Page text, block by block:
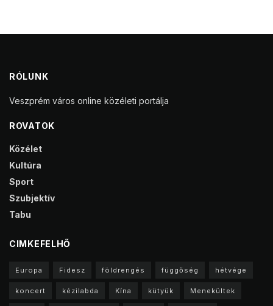
RÓLUNK
Veszprém város online közéleti portálja
ROVATOK
Közélet
Kultúra
Sport
Szubjektív
Tabu
CIMKEFELHŐ
Europa Fidesz földrengés függőség hétvége
koncert kézilabda Kína kütyük Menekültek